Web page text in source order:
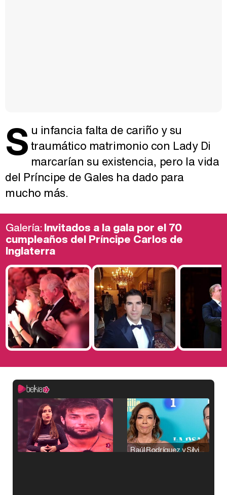
S u infancia falta de cariño y su
traumático matrimonio con Lady Di
marcarían su existencia, pero la vida
del Príncipe de Gales ha dado para
mucho más.
Galería:Invitados a la gala por el 70
cumpleaños del Príncipe Carlos de
Inglaterra
Raúl Rodríguez y Silvia Taulés nos cuentan su papel en 'La familia de la tele'